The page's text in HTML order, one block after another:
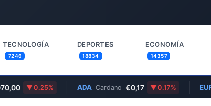
TECNOLOGÍA
7246
DEPORTES
18834
ECONOMÍA
14357
0.25% Cardano €0,17 0.17% EUR/GBP